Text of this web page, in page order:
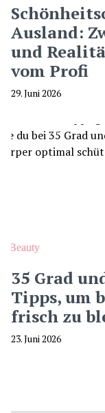
Ausland:
und
vom Profi
29. Juni 2026
Beauty
35 Grad
Tipps, um
frisch zu
23. Juni 2026